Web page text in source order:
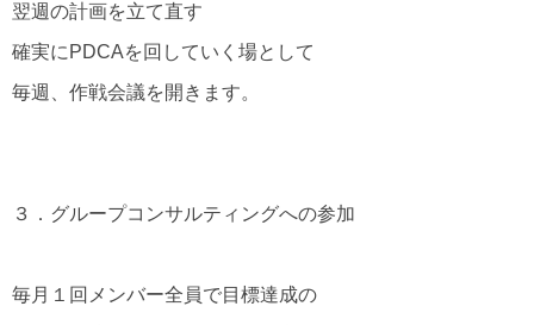
翌週の計画を立て直す
確実にPDCAを回していく場として
毎週、作戦会議を開きます。
３．グループコンサルティングへの参加
毎月１回メンバー全員で目標達成の